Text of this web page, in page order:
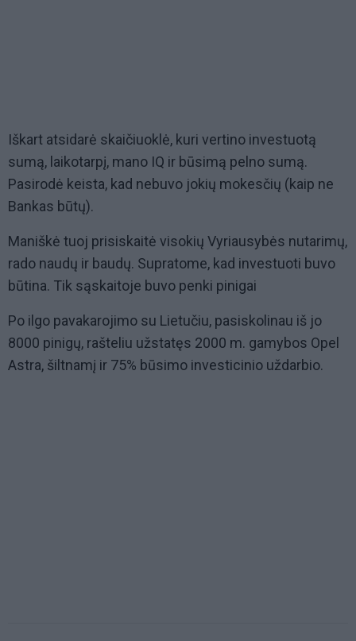
Iškart atsidarė skaičiuoklė, kuri vertino investuotą
sumą, laikotarpį, mano IQ ir būsimą pelno sumą.
Pasirodė keista, kad nebuvo jokių mokesčių (kaip ne
Bankas būtų).
Maniškė tuoj prisiskaitė visokių Vyriausybės nutarimų,
rado naudų ir baudų. Supratome, kad investuoti buvo
būtina. Tik sąskaitoje buvo penki pinigai
Po ilgo pavakarojimo su Lietučiu, pasiskolinau iš jo
8000 pinigų, rašteliu užstatęs 2000 m. gamybos Opel
Astra, šiltnamį ir 75% būsimo investicinio uždarbio.